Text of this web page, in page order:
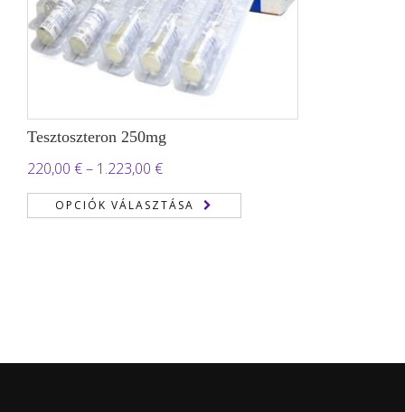
Tesztoszteron 250mg
220,00 €– 1.223,00 €Ártartomány:
220,00 €
-
OPCIÓK VÁLASZTÁSA